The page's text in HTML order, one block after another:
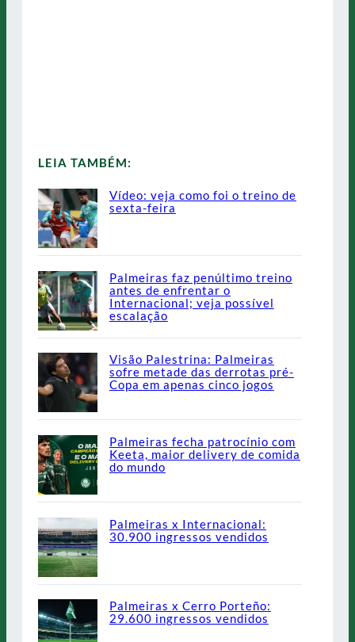
LEIA TAMBÉM:
Vídeo: veja como foi o treino de
sexta-feira
Palmeiras faz penúltimo treino
antes de enfrentar o
Internacional; veja possível
escalação
Visão Palestrina: Palmeiras
sofre metade das derrotas pré-
Copa em apenas cinco jogos
Palmeiras fecha patrocínio com
Keeta, maior delivery de comida
do mundo
Palmeiras x Internacional:
30.900 ingressos vendidos
Palmeiras x Cerro Porteño:
29.600 ingressos vendidos